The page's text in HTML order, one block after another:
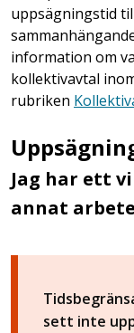
uppsägningstid
information om
kollektivavtal
rubriken
Jag har ett
annat
sett inte